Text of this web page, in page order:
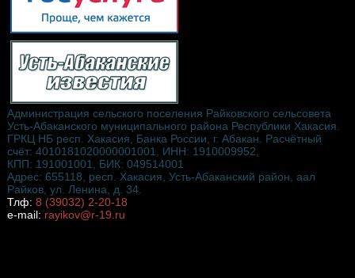
Администрация сельского поселения Райковского сельсовета
Усть-Абаканского муниципального района Республики Хакасия.
ГРКЦ НБ респ. Хакасия, Банка России, г. Абакан. Расчётный
счёт: 4010181020000001001, ИНН: 1910009952,
КПП: 191001001, БИК: 049514001
Адрес: 655118, респ. Хакасия, Усть-Абаканский район, аал
Райков, ул. Ленина, д. 34.
Тлф: 8 (39032) 2-20-18
e-mail: rayikov@r-19.ru